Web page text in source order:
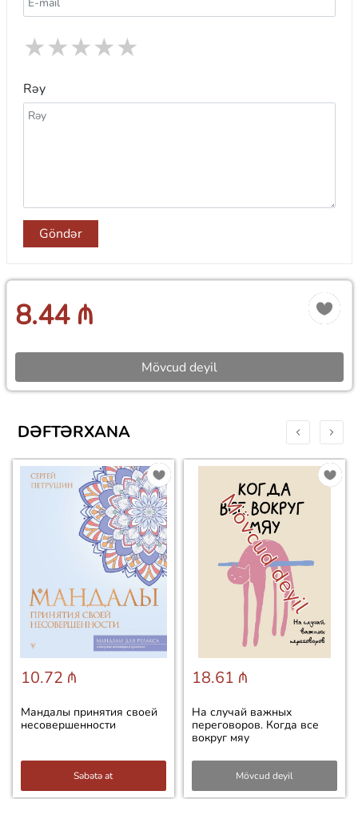
★
★
★
★
★
Rəy
Göndər
8.44 ₼
Mövcud deyil
DƏFTƏRXANA
10.72 ₼
Мандалы принятия своей
несовершенности
Səbətə at
Mövcud deyil
18.61 ₼
На случай важных
переговоров. Когда все
вокруг мяу
Mövcud deyil